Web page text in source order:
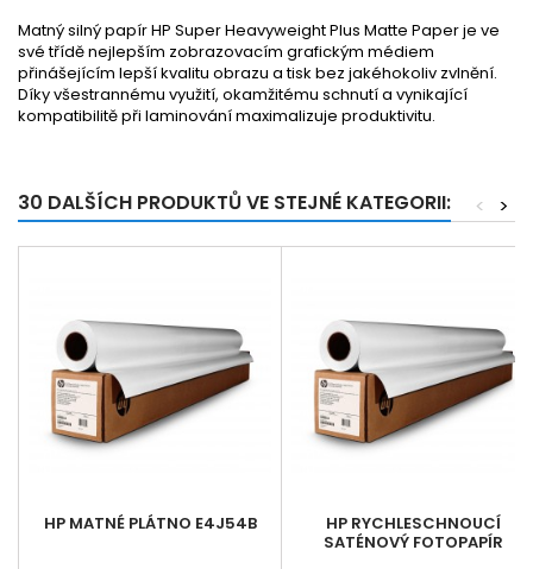
Matný silný papír HP Super Heavyweight Plus Matte Paper je ve
své třídě nejlepším zobrazovacím grafickým médiem
přinášejícím lepší kvalitu obrazu a tisk bez jakéhokoliv zvlnění.
Díky všestrannému využití, okamžitému schnutí a vynikající
kompatibilitě při laminování maximalizuje produktivitu.
30 DALŠÍCH PRODUKTŮ VE STEJNÉ KATEGORII: >
<
HP MATNÉ PLÁTNO E4J54B
HP RYCHLESCHNOUCÍ
SATÉNOVÝ FOTOPAPÍR